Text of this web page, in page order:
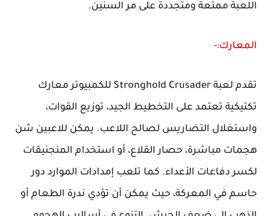
اللعبة ممتعة ومتجددة على مر السنين.
المعارك:-
تقدم لعبة Stronghold Crusader للكمبيوتر معارك
تكتيكية تعتمد على التخطيط الجيد، توزيع القوات،
واستغلال التضاريس لصالح اللاعب. يمكن للاعبين شن
هجمات مباشرة، حصار القلاع، أو استخدام المنجنيقات
لكسر دفاعات الأعداء. كما تلعب إمدادات الموارد دور
حاسم في المعركة، حيث يمكن أن تؤدي ندرة الطعام أو